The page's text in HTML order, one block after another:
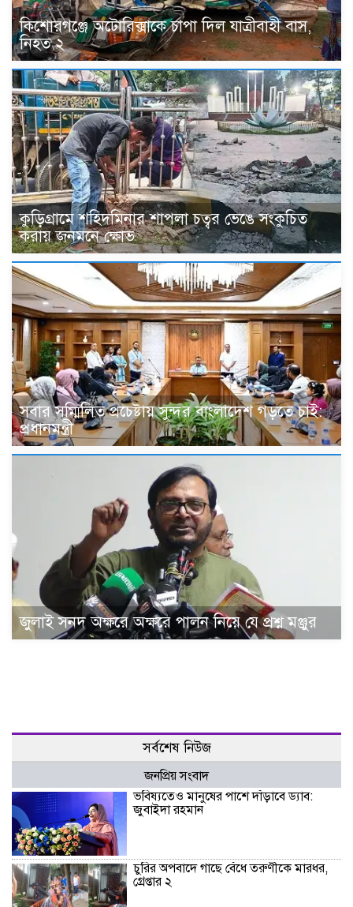
কিশোরগঞ্জে অটোরিক্সাকে চাপা দিল যাত্রীবাহী বাস,
নিহত ২
কুড়িগ্রামে শহিদমিনার শাপলা চত্বর ভেঙে সংকুচিত
করায় জনমনে ক্ষোভ
সবার সম্মিলিত প্রচেষ্টায় সুন্দর বাংলাদেশ গড়তে চাই:
প্রধানমন্ত্রী
জুলাই সনদ অক্ষরে অক্ষরে পালন নিয়ে যে প্রশ্ন মঞ্জুর
সর্বশেষ নিউজ
জনপ্রিয় সংবাদ
ভবিষ্যতেও মানুষের পাশে দাঁড়াবে ড্যাব:
জুবাইদা রহমান
চুরির অপবাদে গাছে বেঁধে তরুণীকে মারধর,
গ্রেপ্তার ২